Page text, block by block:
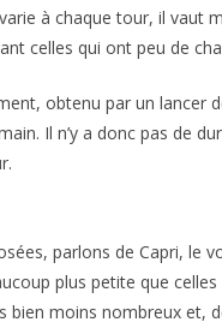
à chaque tour, il vaut
celles qui ont peu de
obtenu par un lancer
Il n’y a donc pas de
parlons de Capri, le
plus petite que
bien moins nombreux et,